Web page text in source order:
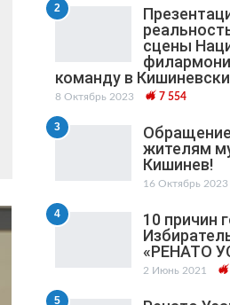
2
сцены
команду в
8 Октябрь 2023 7 554
3
жителям
Кишинев!
16 Октябрь 2023
4
10 причин
«РЕНАТО
2 Июнь 2021
5